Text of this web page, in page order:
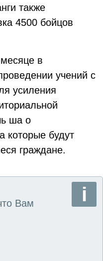
также
4500 бойцов
в
учений с
усиления
ша о
которые будут
граждане.
Вам